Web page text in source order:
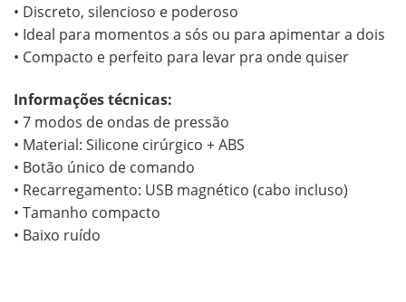
• Discreto, silencioso e poderoso
• Ideal para momentos a sós ou para apimentar a dois
• Compacto e perfeito para levar pra onde quiser
Informações técnicas:
• 7 modos de ondas de pressão
• Material: Silicone cirúrgico + ABS
• Botão único de comando
• Recarregamento: USB magnético (cabo incluso)
• Tamanho compacto
• Baixo ruído